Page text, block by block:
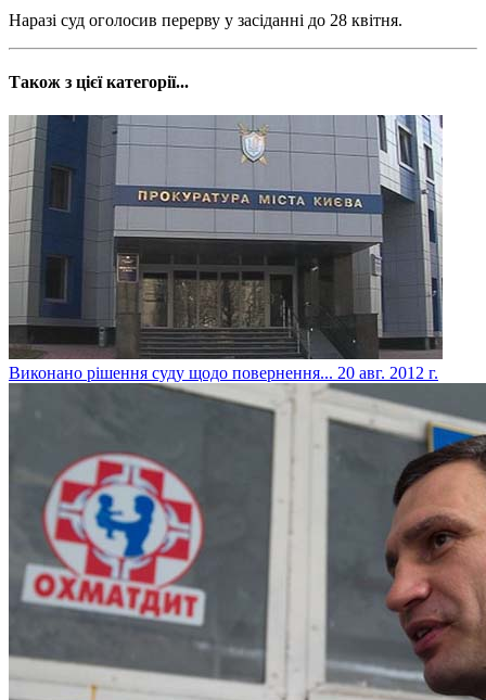
Наразі суд оголосив перерву у засіданні до 28 квітня.
Також з цієї категорії...
Виконано рішення суду щодо повернення... 20 авг. 2012 г.